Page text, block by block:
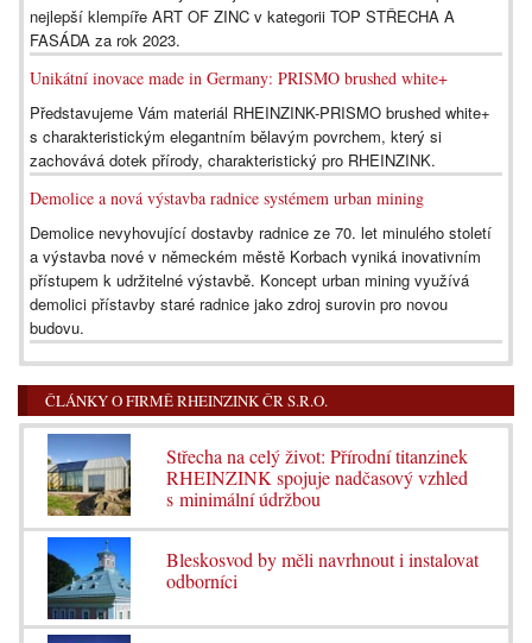
nejlepší klempíře ART OF ZINC v kategorii TOP STŘECHA A
FASÁDA za rok 2023.
Unikátní inovace made in Germany: PRISMO brushed white+
Představujeme Vám materiál RHEINZINK-PRISMO brushed white+
s charakteristickým elegantním bělavým povrchem, který si
zachovává dotek přírody, charakteristický pro RHEINZINK.
Demolice a nová výstavba radnice systémem urban mining
Demolice nevyhovující dostavby radnice ze 70. let minulého století
a výstavba nové v německém městě Korbach vyniká inovativním
přístupem k udržitelné výstavbě. Koncept urban mining využívá
demolici přístavby staré radnice jako zdroj surovin pro novou
budovu.
ČLÁNKY O FIRMĚ RHEINZINK ČR S.R.O.
Střecha na celý život: Přírodní titanzinek
RHEINZINK spojuje nadčasový vzhled
s minimální údržbou
Bleskosvod by měli navrhnout i instalovat
odborníci